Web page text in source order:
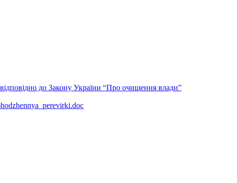
до Закону України “Про очищення влади”